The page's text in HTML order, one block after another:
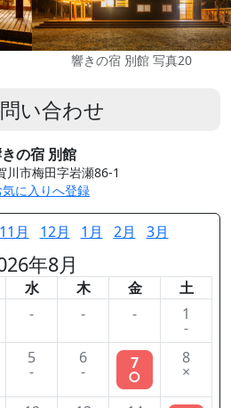
響きの宿 別館 写真20
い合わせ
の宿 別館
川市梅田字岩瀬86-1
気に入りへ登録
11月 12月 1月 2月 3月
年8月
水 木 金
土
- - - 1
-
5
-
6
- 7
○
8
×